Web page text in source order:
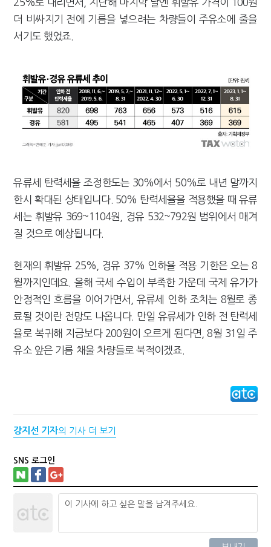
25%로 내리면서, 지난해 마지막 날엔 휘발유 가격이 100원
더 비싸지기 전에 기름을 넣으려는 차량들이 주유소에 줄을
서기도 했었죠.
유류세 탄력세율 조정한도는 30%에서 50%로 내년 말까지
한시 확대된 상태입니다. 50% 탄력세율을 적용했을 때 유류
세는 휘발유 369~1104원, 경유 532~792원 범위에서 매겨
질 것으로 예상됩니다.
현재의 휘발유 25%, 경유 37% 인하율 적용 기한은 오는 8
월까지인데요. 올해 국세 수입이 부족한 가운데 국제 유가가
안정적인 흐름을 이어가면서, 유류세 인하 조치는 8월로 종
료될 것이란 전망도 나옵니다. 만일 유류세가 인하 전 탄력세
율로 복귀해 지금보다 200원이 오르게 된다면, 8월 31일 주
유소 앞은 기름 채울 차량들로 북적이겠죠.
강지선 기자의 기사 더 보기
SNS 로그인